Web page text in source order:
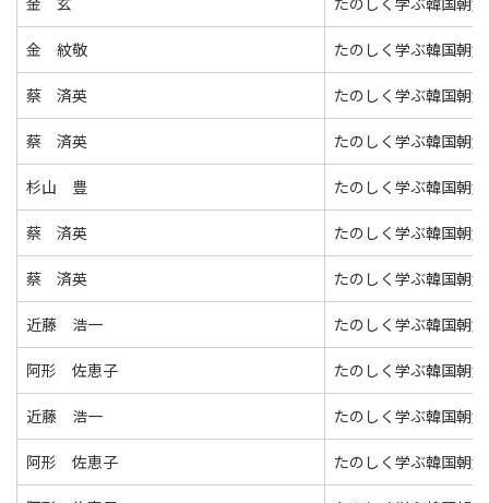
金 紋敬 たのしく学ぶ韓国朝
蔡 済英 たのしく学ぶ韓国朝
蔡 済英 たのしく学ぶ韓国朝
杉山 豊 たのしく学ぶ韓国朝
蔡 済英 たのしく学ぶ韓国朝
蔡 済英 たのしく学ぶ韓国朝
近藤 浩一 たのしく学ぶ韓国朝鮮
阿形 佐恵子 たのしく学ぶ韓国朝
近藤 浩一 たのしく学ぶ韓国朝
阿形 佐恵子 たのしく学ぶ韓国朝